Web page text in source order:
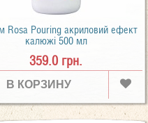
Rosa Pouring акриловий ефект
калюжі 500 мл
359.0 грн.
В КОРЗИНУ